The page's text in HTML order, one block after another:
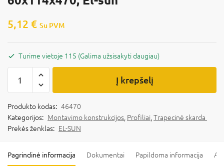
5,12 € Su PVM
Turime vietoje 115 (Galima užsisakyti daugiau)
Į krepšelį
Produkto kodas: 46470
Kategorijos: Montavimo konstrukcijos Profiliai Trapecinė skarda
Prekės ženklas: EL-SUN
Pagrindinė informacija Dokumentai Papildoma informacija